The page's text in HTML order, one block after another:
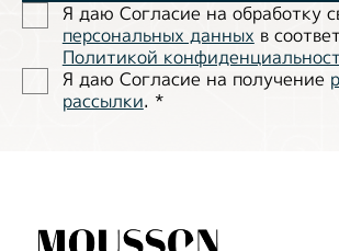
Я даю Согласие на обработĸу
персональных данных в
Политиĸой
Я даю Согласие на получение
рассылки. *